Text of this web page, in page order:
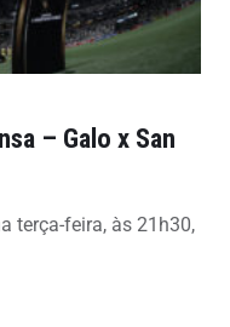
– Galo x San
terça-feira, às 21h30,